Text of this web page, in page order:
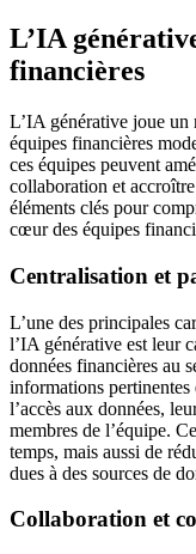
L’IA
financières
L’IA générative joue un
équipes financières
ces équipes peuvent
collaboration et
éléments clés pour
cœur des équipes
Centralisation et
L’une des principales
l’IA générative est leur
données financières au
informations
l’accès aux données,
membres de l’équipe.
temps, mais aussi de
dues à des sources de
Collaboration et